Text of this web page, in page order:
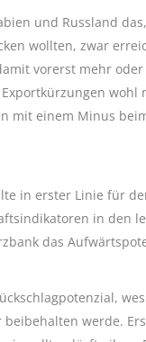
und Russland
wollten, zwar
vorerst mehr
wohl
mit einem Minus
in erster Linie für
in den
das
beibehalten werde.